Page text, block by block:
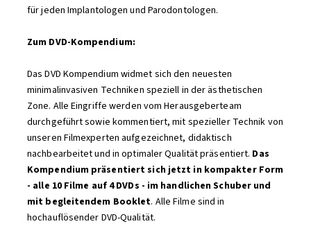
für jeden Implantologen und Parodontologen.
Zum DVD-Kompendium:
Das DVD Kompendium widmet sich den neuesten
minimalinvasiven Techniken speziell in der ästhetischen
Zone. Alle Eingriffe werden vom Herausgeberteam
durchgeführt sowie kommentiert, mit spezieller Technik von
unseren Filmexperten aufgezeichnet, didaktisch
nachbearbeitet und in optimaler Qualität präsentiert. Das
Kompendium präsentiert sich jetzt in kompakter Form
- alle 10 Filme auf 4 DVDs - im handlichen Schuber und
mit begleitendem Booklet. Alle Filme sind in
hochauflösender DVD-Qualität.